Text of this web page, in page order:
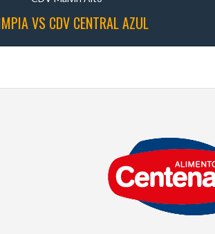
VS CDV CENTRAL AZUL